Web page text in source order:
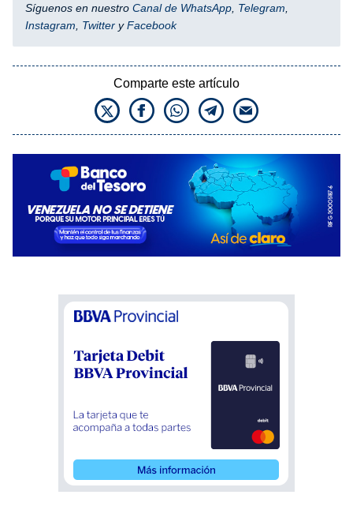
Síguenos en nuestro Canal de WhatsApp Telegram
Instagram
Twitter yFacebook
Comparte este artículo